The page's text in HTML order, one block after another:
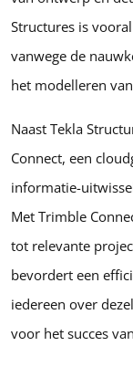
Structures is
vanwege de
het modelleren
Naast Tekla
Connect, een
informatie-
Met Trimble
tot relevante
bevordert een
iedereen over
voor het succes